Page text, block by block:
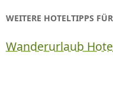
WEITERE HOTELTIPPS
Wanderurlaub